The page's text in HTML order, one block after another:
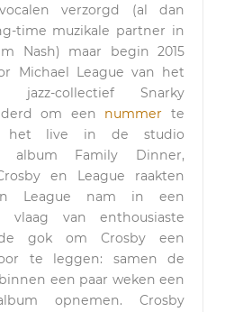
verzorgd (al dan
time muzikale partner in
Nash) maar begin 2015
Michael League van het
jazz-collectief Snarky
om een nummer te
het live in de studio
album Family Dinner,
en League raakten
League nam in een
vlaag van enthousiaste
gok om Crosby een
te leggen: samen de
een paar weken een
opnemen. Crosby